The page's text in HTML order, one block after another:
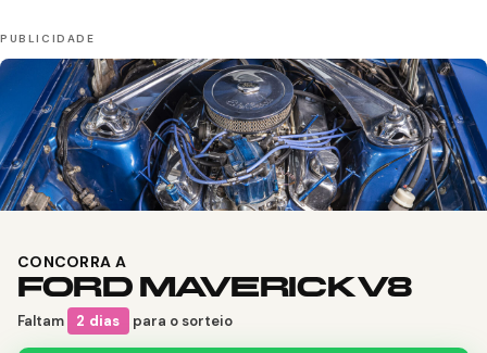
CONCORRA A
FORD MAVERICK V8
Faltam 2 dias para o sorteio